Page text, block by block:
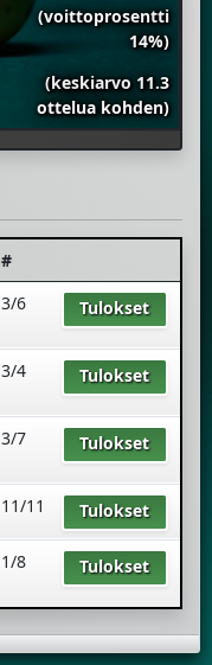
(voittoprosentti
14%)
(keskiarvo 11.3
ottelua kohden)
#
3/6 Tulokset
3/4 Tulokset
3/7 Tulokset
11/11 Tulokset
1/8 Tulokset